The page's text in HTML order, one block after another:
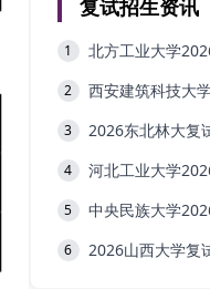
复试招生资讯
1 北方工业大学
2 西安建筑科技大
3 2026东北林大复
4 河北工业大学
5 中央民族大学
6 2026山西大学复